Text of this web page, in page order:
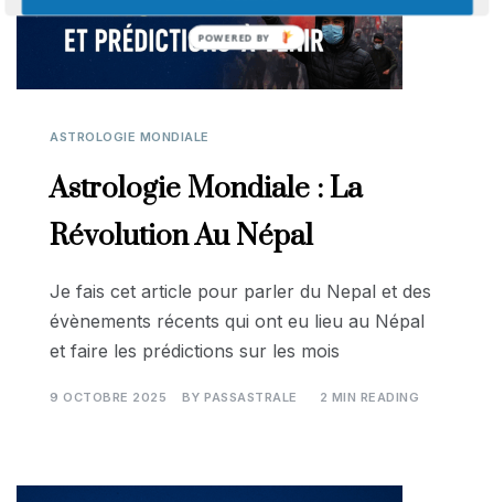
ASTROLOGIE MONDIALE
Astrologie Mondiale : La
Révolution Au Népal
Je fais cet article pour parler du Nepal et des
évènements récents qui ont eu lieu au Népal
et faire les prédictions sur les mois
9 OCTOBRE 2025 BY PASSASTRALE 2 MIN READING